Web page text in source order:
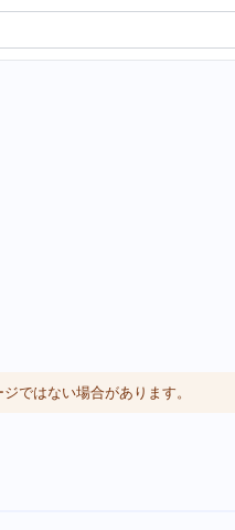
ではない場合があります。